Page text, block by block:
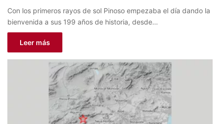
Con los primeros rayos de sol Pinoso empezaba el día dando la
bienvenida a sus 199 años de historia, desde…
Leer más